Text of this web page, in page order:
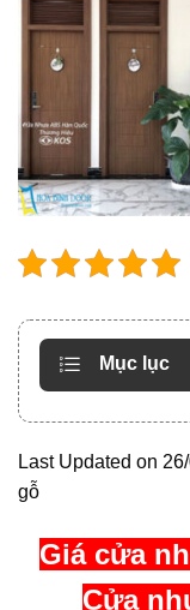
Mục lục
Last Updated on
gỗ
Giá cửa
Cửa